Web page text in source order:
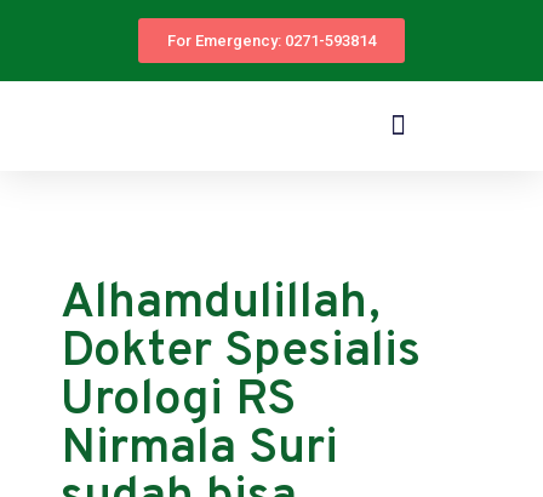
For Emergency: 0271-593814
Alhamdulillah,
Dokter Spesialis
Urologi RS
Nirmala Suri